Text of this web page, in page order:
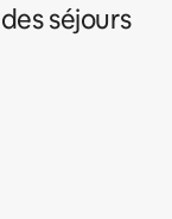
séjours